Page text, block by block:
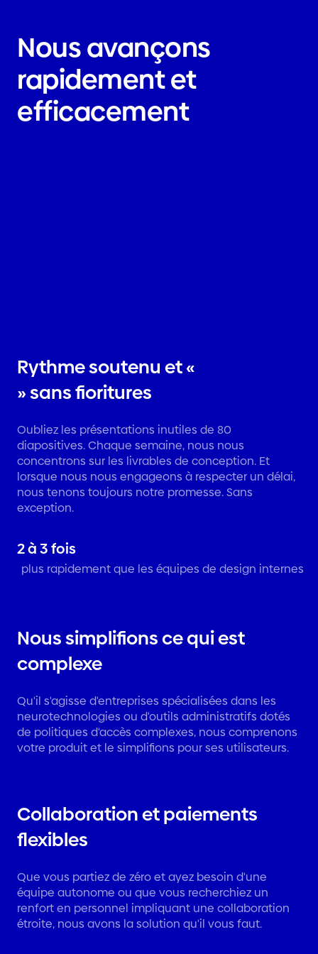
Nous avançons
rapidement et
efficacement
Rythme soutenu et «
» sans fioritures
Oubliez les présentations inutiles de 80
diapositives. Chaque semaine, nous nous
concentrons sur les livrables de conception. Et
lorsque nous nous engageons à respecter un délai,
nous tenons toujours notre promesse. Sans
exception.
2 à 3 fois
plus rapidement que les équipes de design internes
Nous simplifions ce qui est
complexe
Qu'il s'agisse d'entreprises spécialisées dans les
neurotechnologies ou d'outils administratifs dotés
de politiques d'accès complexes, nous comprenons
votre produit et le simplifions pour ses utilisateurs.
Collaboration et paiements
flexibles
Que vous partiez de zéro et ayez besoin d'une
équipe autonome ou que vous recherchiez un
renfort en personnel impliquant une collaboration
étroite, nous avons la solution qu'il vous faut.